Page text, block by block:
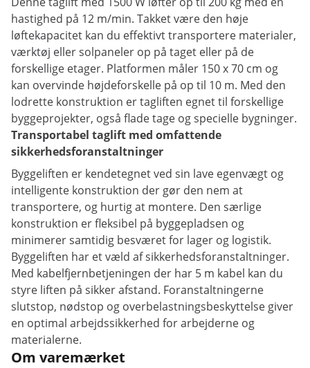
hastighed på 12 m/min. Takket være den høje
løftekapacitet kan du effektivt transportere materialer,
værktøj eller solpaneler op på taget eller på de
forskellige etager. Platformen måler 150 x 70 cm og
kan overvinde højdeforskelle på op til 10 m. Med den
lodrette konstruktion er tagliften egnet til forskellige
byggeprojekter, også flade tage og specielle bygninger.
Transportabel taglift med omfattende
sikkerhedsforanstaltninger
Byggeliften er kendetegnet ved sin lave egenvægt og
intelligente konstruktion der gør den nem at
transportere, og hurtig at montere. Den særlige
konstruktion er fleksibel på byggepladsen og
minimerer samtidig besværet for lager og logistik.
Byggeliften har et væld af sikkerhedsforanstaltninger.
Med kabelfjernbetjeningen der har 5 m kabel kan du
styre liften på sikker afstand. Foranstaltningerne
slutstop, nødstop og overbelastningsbeskyttelse giver
en optimal arbejdssikkerhed for arbejderne og
materialerne.
Om varemærket